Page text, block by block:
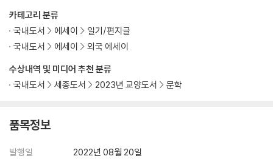
부수를 기록했다. 비타는 외교관 해럴드 니컬슨과 결혼했지만 동성 애인들
과의 연애로 화제가 되었다. 비타의 아들 나이젤 니컬슨이 쓴 『어느 결혼의
초상』에서는 전통적인 결혼 관습에서 벗어난 비타 부부의 모습을 볼 수 있
다.
다. 20여 년간 두 사람이 나눴던 사적 기록은 그 자체로 문학이자 문학사이
트로 한정돼 조명하던 두 작가의 생애와 작품을 좀 더 폭넓게 바라보고 이
수상내역 및 미디어 추천 분류
국내도서
세종도서 2023년 교양도서 문학
카테고리 분류
국내도서
에세이
일기/편지글
국내도서
에세이 외국 에세이
품목정보
발행일
2022년 08월 20일